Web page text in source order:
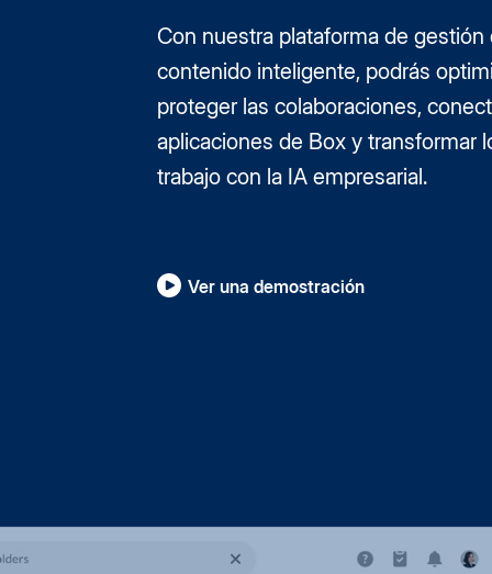
Con nuestra plataforma de gestión
contenido inteligente, podrás
proteger las colaboraciones,
aplicaciones de Box y transformar
trabajo con la IA empresarial.
Ver una demostración